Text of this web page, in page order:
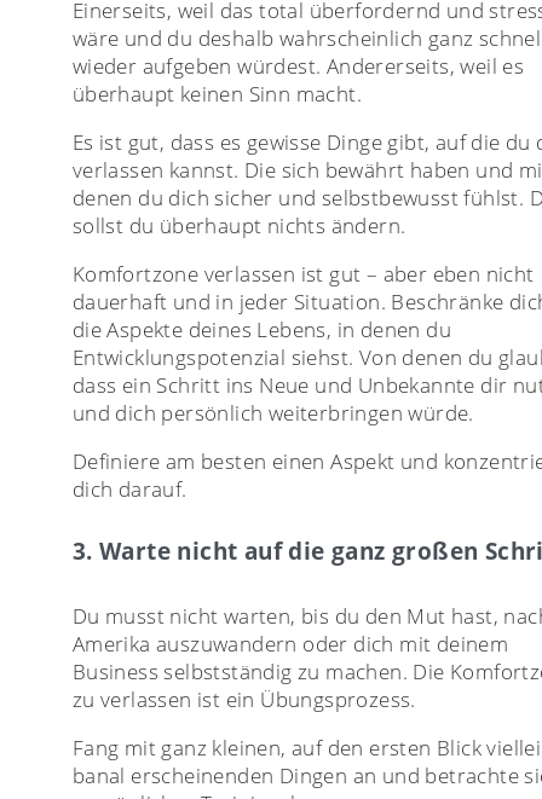
Einerseits, weil das total überfordernd und
wäre und du deshalb wahrscheinlich ganz
wieder aufgeben würdest. Andererseits, weil es
überhaupt keinen Sinn macht.
Es ist gut, dass es gewisse Dinge gibt, auf die du
verlassen kannst. Die sich bewährt haben und
denen du dich sicher und selbstbewusst fühlst.
sollst du überhaupt nichts ändern.
Komfortzone verlassen ist gut – aber eben nicht
dauerhaft und in jeder Situation. Beschränke
die Aspekte deines Lebens, in denen du
Entwicklungspotenzial siehst. Von denen du
dass ein Schritt ins Neue und Unbekannte dir
und dich persönlich weiterbringen würde.
Definiere am besten einen Aspekt und
dich darauf.
3. Warte nicht auf die ganz großen
Du musst nicht warten, bis du den Mut hast,
Amerika auszuwandern oder dich mit deinem
Business selbstständig zu machen. Die
zu verlassen ist ein Übungsprozess.
Fang mit ganz kleinen, auf den ersten Blick
banal erscheinenden Dingen an und betrachte